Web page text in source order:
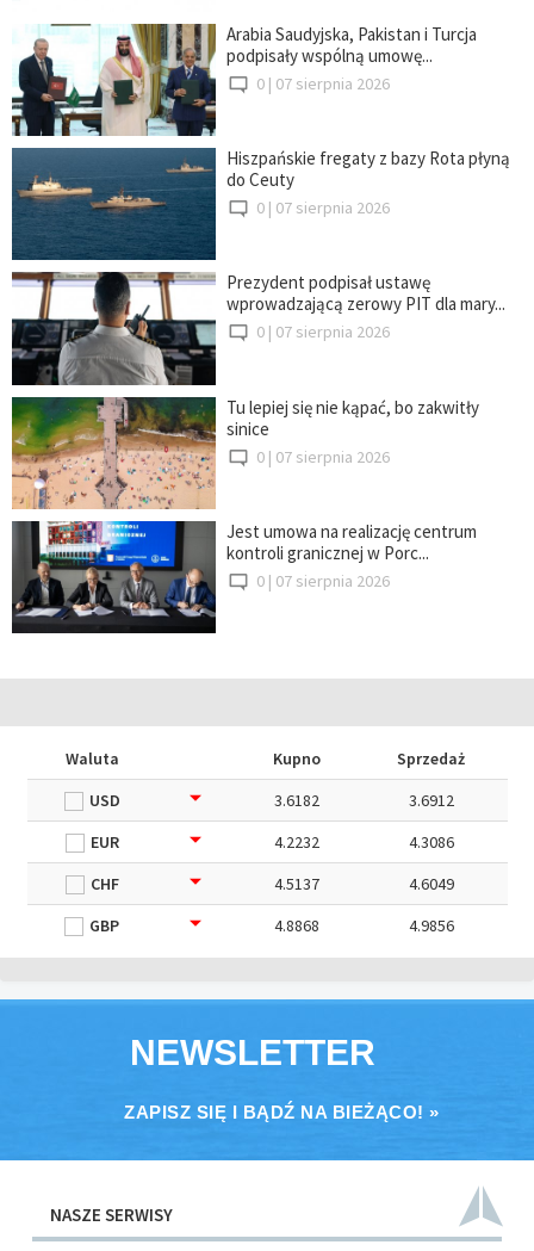
Arabia Saudyjska, Pakistan i Turcja
podpisały wspólną umowę...
0 | 07 sierpnia 2026
Hiszpańskie fregaty z bazy Rota płyną
do Ceuty
0 | 07 sierpnia 2026
Prezydent podpisał ustawę
wprowadzającą zerowy PIT dla mary...
0 | 07 sierpnia 2026
Tu lepiej się nie kąpać, bo zakwitły
sinice
0 | 07 sierpnia 2026
Jest umowa na realizację centrum
kontroli granicznej w Porc...
0 | 07 sierpnia 2026
Waluta Kupno
Sprzedaż
USD
3.6182
3.6912
EUR
4.2232
4.3086
CHF
4.5137
4.6049
GBP
4.8868 4.9856
NEWSLETTER
ZAPISZ SIĘ I BĄDŹ NA BIEŻĄCO! »
NASZE SERWISY